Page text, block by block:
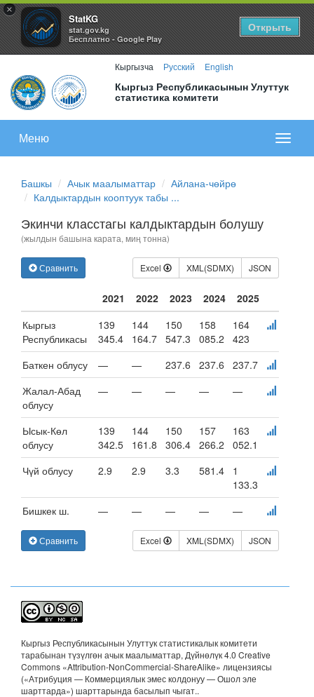
×
StatKG
stat.gov.kg
Бесплатно - Google Play
Открыть
Кыргызча Русский English
Кыргыз Республикасынын Улуттук
статистика комитети
меню
Меню
Башкы Ачык маалыматтар
Айлана-чөйрө
Калдыктардын кооптуук табы ...
Экинчи класстагы калдыктардын болушу
(жылдын башына карата, миң тонна)
Сравнить Excel XML(SDMX) JSON
2021 2022 2023 2024
2025
Кыргыз
Республикасы
139
345.4
144
164.7
150
547.3
158
085.2
164
423
Баткен облусу
— — 237.6 237.6
237.7
Жалал-Абад
облусу
— — — — —
Ысык-Көл
облусу
139
342.5
144
161.8
150
306.4
157
266.2
163
052.1
Чүй облусу
2.9 2.9 3.3 581.4
1
133.3
Бишкек ш.
— — — — —
Сравнить Excel XML(SDMX) JSON
Кыргыз Республикасынын Улуттук статистикалык комитети
тарабынан түзүлгөн ачык маалыматтар, Дүйнөлүк 4.0 Creative
Commons «Attribution-NonCommercial-ShareAlike» лицензиясы
(«Атрибуция — Коммерциялык эмес колдонуу — Ошол эле
шарттарда») шарттарында басылып чыгат..